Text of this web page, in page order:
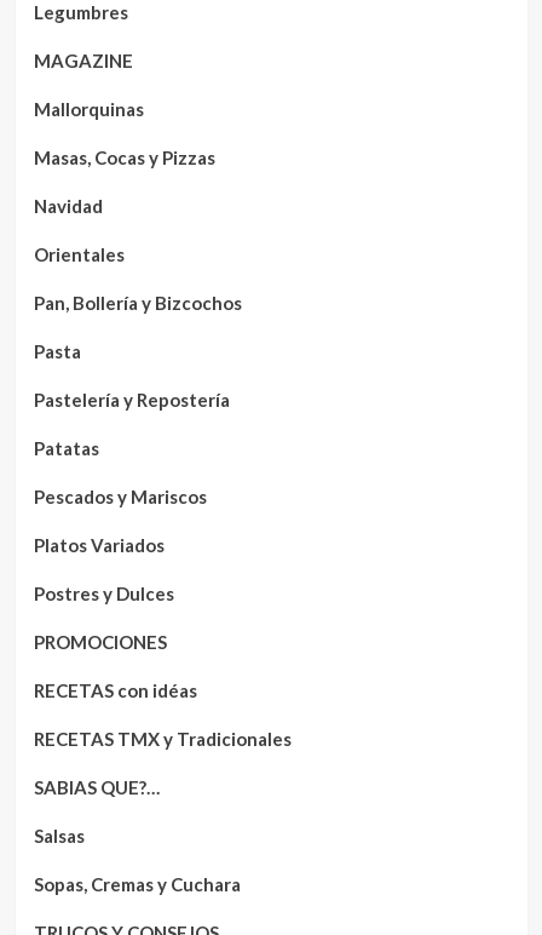
Legumbres
MAGAZINE
Mallorquinas
Masas, Cocas y Pizzas
Navidad
Orientales
Pan, Bollería y Bizcochos
Pasta
Pastelería y Repostería
Patatas
Pescados y Mariscos
Platos Variados
Postres y Dulces
PROMOCIONES
RECETAS con idéas
RECETAS TMX y Tradicionales
SABIAS QUE?…
Salsas
Sopas, Cremas y Cuchara